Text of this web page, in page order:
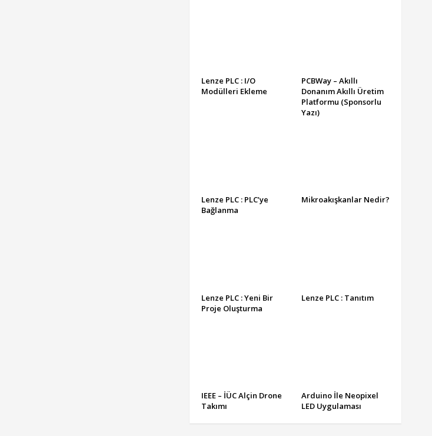
Lenze PLC : I/O
Modülleri Ekleme
PCBWay – Akıllı
Donanım Akıllı Üretim
Platformu (Sponsorlu
Yazı)
Lenze PLC : PLC’ye
Bağlanma
Mikroakışkanlar Nedir?
Lenze PLC : Yeni Bir
Proje Oluşturma
Lenze PLC : Tanıtım
IEEE – İÜC Alçin Drone
Takımı
Arduino İle Neopixel
LED Uygulaması